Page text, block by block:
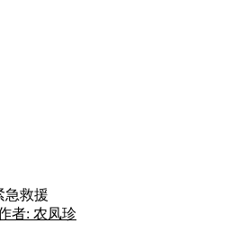
急救援
者: 农凤珍